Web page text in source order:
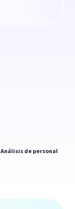
Análisis de personal